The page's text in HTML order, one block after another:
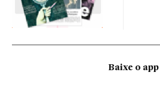
Baixe o app